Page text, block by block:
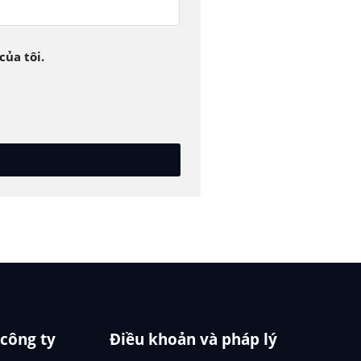
tôi.
ty Điều khoản và pháp lý